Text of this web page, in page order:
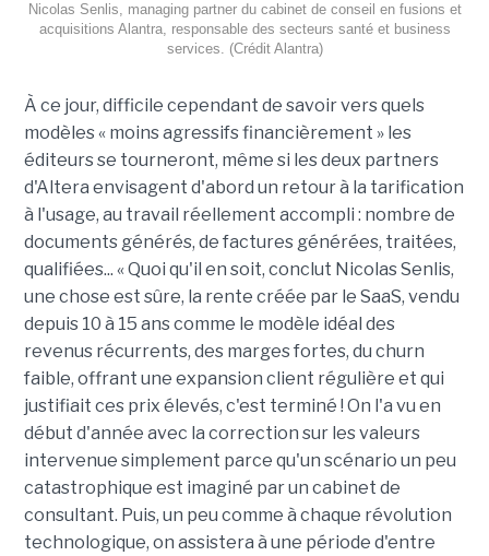
Nicolas Senlis, managing partner du cabinet de conseil en fusions et
acquisitions Alantra, responsable des secteurs santé et business
services. (Crédit Alantra)
À ce jour, difficile cependant de savoir vers quels
modèles « moins agressifs financièrement » les
éditeurs se tourneront, même si les deux partners
d'Altera envisagent d'abord un retour à la tarification
à l'usage, au travail réellement accompli : nombre de
documents générés, de factures générées, traitées,
qualifiées... « Quoi qu'il en soit, conclut Nicolas Senlis,
une chose est sûre, la rente créée par le SaaS, vendu
depuis 10 à 15 ans comme le modèle idéal des
revenus récurrents, des marges fortes, du churn
faible, offrant une expansion client régulière et qui
justifiait ces prix élevés, c'est terminé ! On l'a vu en
début d'année avec la correction sur les valeurs
intervenue simplement parce qu'un scénario un peu
catastrophique est imaginé par un cabinet de
consultant. Puis, un peu comme à chaque révolution
technologique, on assistera à une période d'entre